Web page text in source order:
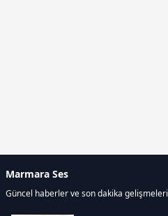
Marmara Ses
Güncel haberler ve son dakika gelişmeleri